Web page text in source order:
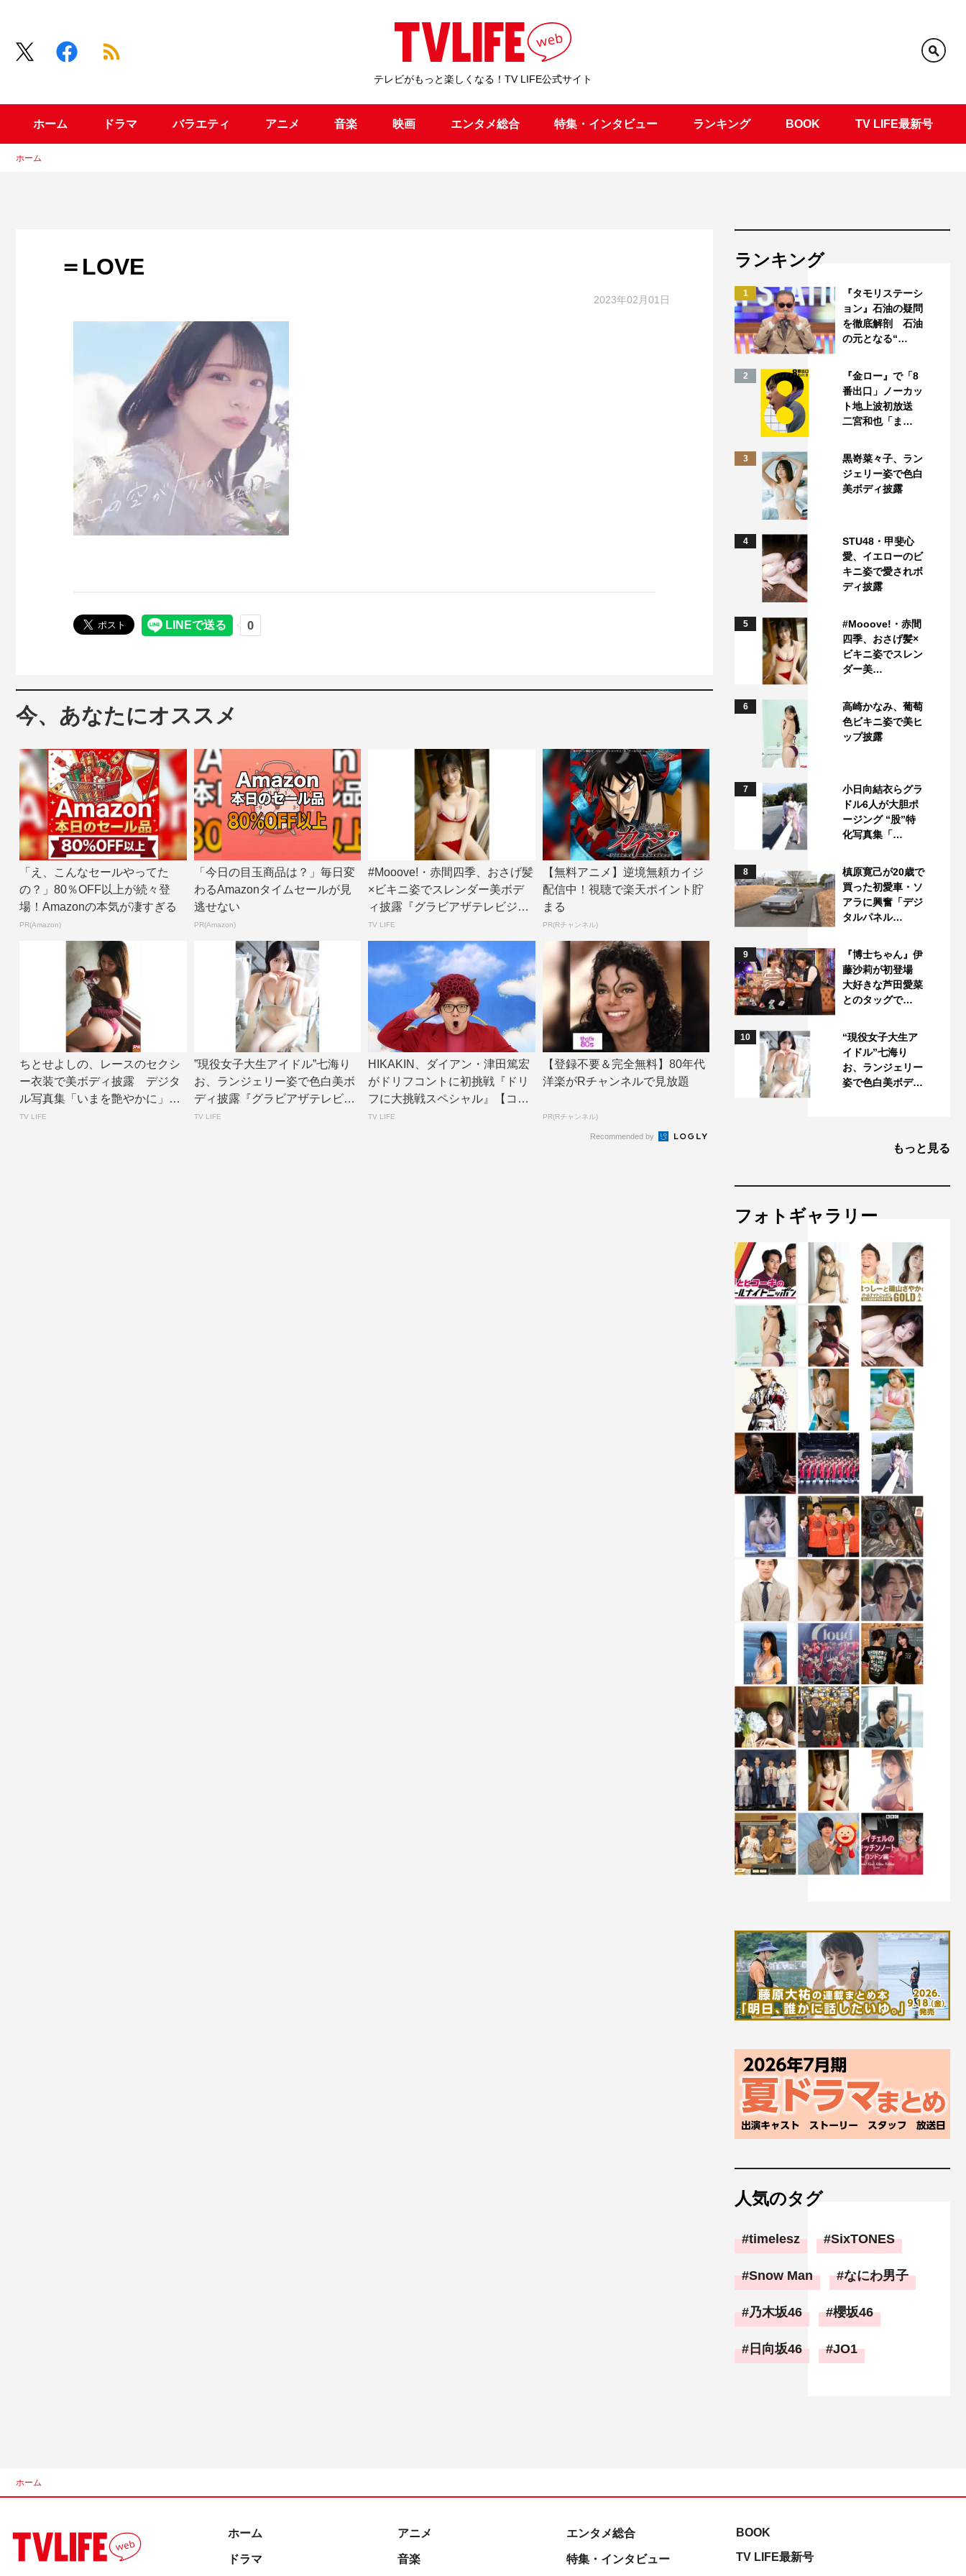
テレビがもっと楽しくなる！TV LIFE公式サイト
ホーム ドラマ バラエティ アニメ 音楽 映画 エンタメ総合 特集・インタビュー ランキング BOOK TV LIFE最新号
ホーム
＝LOVE
2023年02月01日
今、あなたにオススメ
「え、こんなセールやってた
の？」80％OFF以上が続々登
場！Amazonの本気が凄すぎる
PR(Amazon)
「今日の目玉商品は？」毎日変
わるAmazonタイムセールが見
逃せない
PR(Amazon)
#Mooove!・赤間四季、おさげ髪
×ビキニ姿でスレンダー美ボデ
ィ披露『グラビアザテレビジョ
ン』アザ...
TV LIFE
【無料アニメ】逆境無頼カイジ
配信中！視聴で楽天ポイント貯
まる
PR(Rチャンネル)
ちとせよしの、レースのセクシ
ー衣装で美ボディ披露 デジタ
ル写真集「いまを艶やかに」誌
面カット公開 |...
TV LIFE
”現役女子大生アイドル”七海り
お、ランジェリー姿で色白美ボ
ディ披露『グラビアザテレビジ
ョン』アザーカ...
TV LIFE
HIKAKIN、ダイアン・津田篤宏
がドリフコントに初挑戦『ドリ
フに大挑戦スペシャル』【コメ
ントあり】...
TV LIFE
【登録不要＆完全無料】80年代
洋楽がRチャンネルで見放題
PR(Rチャンネル)
Recommended by
ランキング
1
『タモリステーシ
ョン』石油の疑問
を徹底解剖 石油
の元となる“…
2
『金ロー』で「8
番出口」ノーカッ
ト地上波初放送
二宮和也「ま…
3
黒嵜菜々子、ラン
ジェリー姿で色白
美ボディ披露
4
STU48・甲斐心
愛、イエローのビ
キニ姿で愛されボ
ディ披露
5
#Mooove!・赤間
四季、おさげ髪×
ビキニ姿でスレン
ダー美…
6
高崎かなみ、葡萄
色ビキニ姿で美ヒ
ップ披露
7
小日向結衣らグラ
ドル6人が大胆ポ
ージング “股”特
化写真集「…
8
槙原寛己が20歳で
買った初愛車・ソ
アラに興奮「デジ
タルパネル…
9
『博士ちゃん』伊
藤沙莉が初登場
大好きな芦田愛菜
とのタッグで…
10
“現役女子大生ア
イドル”七海り
お、ランジェリー
姿で色白美ボデ…
もっと見る
フォトギャラリー
人気のタグ
timelesz SixTONES
Snow Man なにわ男子
乃木坂46 櫻坂46
日向坂46 JO1
ホーム
ホーム
ドラマ
アニメ
音楽
エンタメ総合
特集・インタビュー
BOOK
TV LIFE最新号